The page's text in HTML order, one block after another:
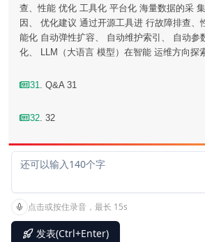
查、性能 优化 工具化 平台化 海量数据的采
因、 优化建议 通过开源工具进 行故障排查、
能化 自动弹性扩容、 自动维护索引、 自动参
化、 LLM（大语言 模型）在智能 运维方向探
31. Q&A 31
32. 32